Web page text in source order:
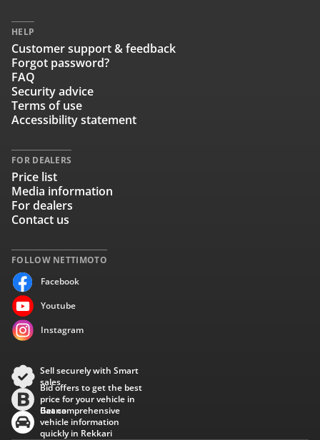
FOLLOW NETTIMOTO
Facebook
Youtube
Instagram
HELP
Customer support & feedback
Forgot password?
FAQ
Security advice
Terms of use
Accessibility statement
FOR DEALERS
Price list
Media information
For dealers
Contact us
Sell securely with Smart
sales
Bid offers to get the best
price for your vehicle in
Baana
Get comprehensive
vehicle information
quickly in Rekkari